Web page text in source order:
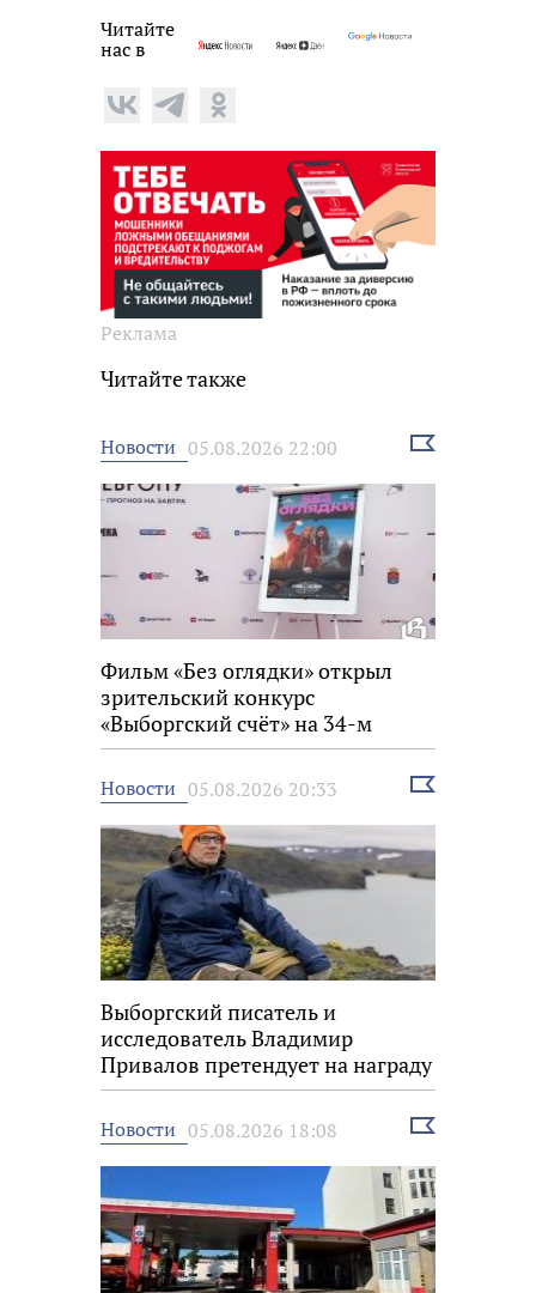
Читайте
нас в
Реклама
Читайте также
Новости 05.08.2026 22:00
Выбрать
Фильм «Без оглядки» открыл
зрительский конкурс
«Выборгский счёт» на 34-м
фестивале «Окно в Европу»
Новости 05.08.2026 20:33
Выбрать
Выборгский писатель и
исследователь Владимир
Привалов претендует на награду
«Знание.Премия»
Новости 05.08.2026 18:08
Выбрать